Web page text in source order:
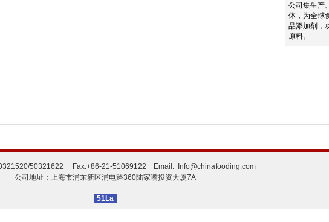
公司集生产
体，为全球
品添加剂，
原料。
50321622 Fax:+86-21-51069122 Email: Info@chinafooding.com
公司地址：上海市浦东新区浦电路360陆家嘴投资大厦7A
51La